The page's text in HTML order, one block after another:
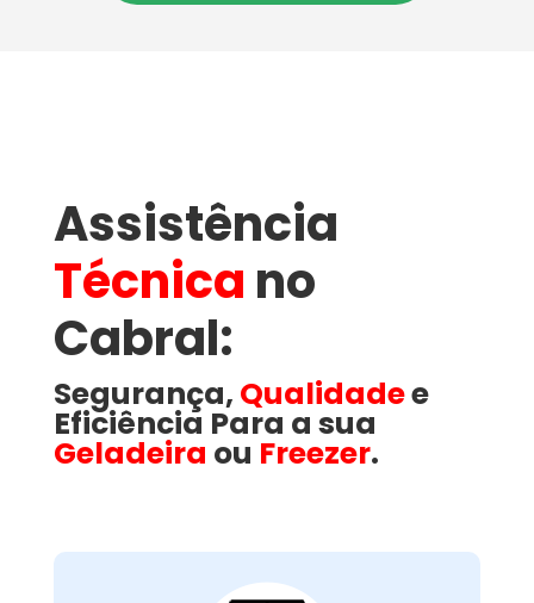
Assistência
Técnica no
Cabral​:
Segurança, Qualidadee
Eficiência Para a sua
Geladeira ou Freezer.